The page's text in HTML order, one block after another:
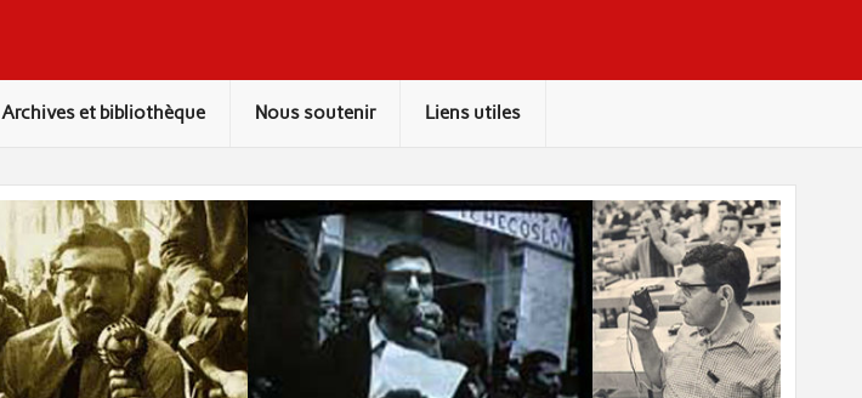
Archives et bibliothèque Nous soutenir Liens utiles